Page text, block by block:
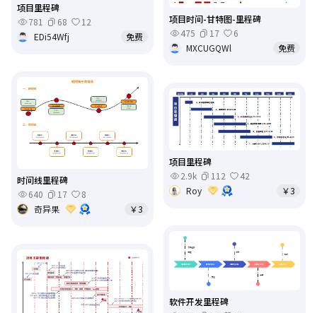
项目时间-甘特图-里程碑
475
17
6
MXCUGQWl
免费
项目里程碑
781
68
12
EDi54Wfj
免费
时间线里程碑
640
17
8
奇异果
￥3
项目里程碑
2.9k
112
42
Roy
￥3
软件开发里程碑